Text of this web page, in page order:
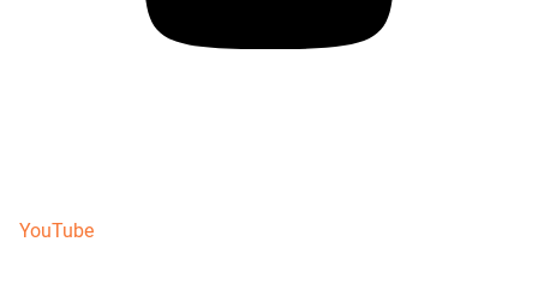
YouTube